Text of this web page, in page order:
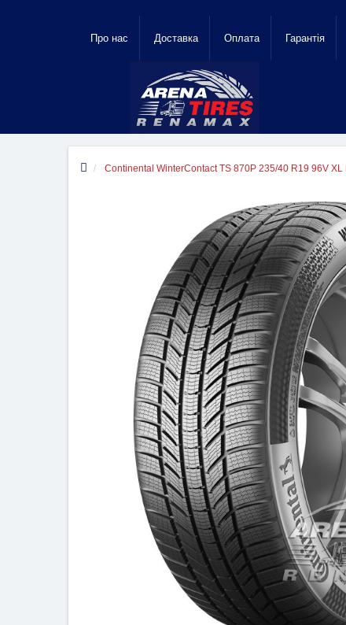
Про нас Доставка Оплата Гарантiя
Continental WinterContact TS 870P 235/40 R19 96V XL